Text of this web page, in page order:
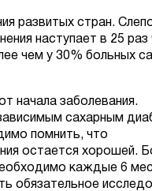
развитых стран.
наступает в 25
чем у 30% больных
начала заболевания.
сахарным
помнить, что
остается хорошей.
каждые 6
обязательное